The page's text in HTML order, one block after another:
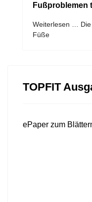
Fußproblemen
Weiterlesen … Die
Füße
TOPFIT
ePaper zum